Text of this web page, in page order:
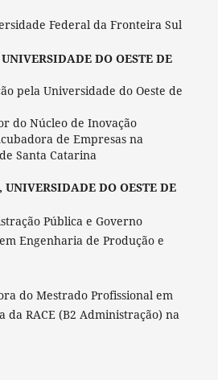
Federal da Fronteira Sul
UNIVERSIDADE DO OESTE DE
pela Universidade do Oeste de
do Núcleo de Inovação
de Empresas na
Santa Catarina
UNIVERSIDADE DO OESTE DE
Pública e Governo
Engenharia de Produção e
do Mestrado Profissional em
da RACE (B2 Administração) na